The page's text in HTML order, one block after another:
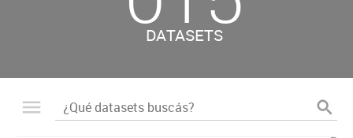
DATASETS